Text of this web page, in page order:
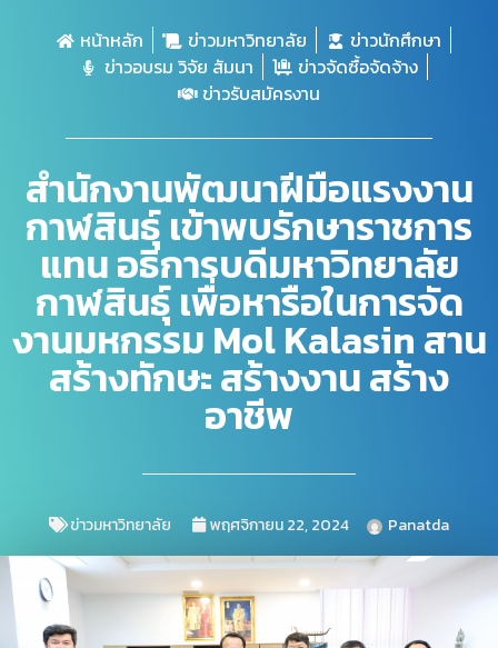
หน้าหลัก ข่าวมหาวิทยาลัย
ข่าวนักศึกษา
ข่าวอบรม วิจัย สัมนา
ข่าวจัดซื้อจัดจ้าง
ข่าวรับสมัครงาน
สำนักงานพัฒนาฝีมือแรงงาน
กาฬสินธุ์ เข้าพบรักษาราชการ
แทน อธิการบดีมหาวิทยาลัย
กาฬสินธุ์ เพื่อหารือในการจัด
งานมหกรรม Mol Kalasin สาน
สร้างทักษะ สร้างงาน สร้าง
อาชีพ
ข่าวมหาวิทยาลัย พฤศจิกายน 22, 2024 Panatda